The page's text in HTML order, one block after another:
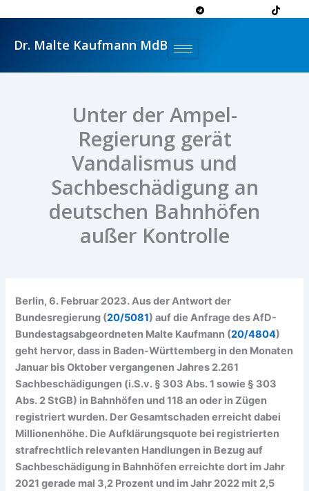
springen
Dr. Malte Kaufmann MdB
Unter der Ampel-
Regierung gerät
Vandalismus und
Sachbeschädigung an
deutschen Bahnhöfen
außer Kontrolle
Berlin, 6. Februar 2023. Aus der Antwort der
Bundesregierung (20/5081) auf die Anfrage des AfD-
Bundestagsabgeordneten Malte Kaufmann (20/4804)
geht hervor, dass in Baden-Württemberg in den Monaten
Januar bis Oktober vergangenen Jahres 2.261
Sachbeschädigungen (i.S.v. § 303 Abs. 1 sowie § 303
Abs. 2 StGB) in Bahnhöfen und 118 an oder in Zügen
registriert wurden. Der Gesamtschaden erreicht dabei
Millionenhöhe. Die Aufklärungsquote bei registrierten
strafrechtlich relevanten Handlungen in Bezug auf
Sachbeschädigung in Bahnhöfen erreichte dort im Jahr
2021 gerade mal 3,2 Prozent und im Jahr 2022 mit 2,5